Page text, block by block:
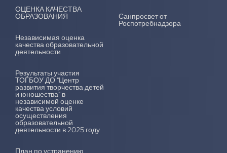
ОЦЕНКА КАЧЕСТВА
ОБРАЗОВАНИЯ
Независимая оценка
качества образовательной
деятельности
Результаты участия
ТОГБОУ ДО "Центр
развития творчества детей
и юношества" в
независимой оценке
качества условий
осуществления
образовательной
деятельности в 2025 году
План по устранению
Санпросвет от
Роспотребнадзора